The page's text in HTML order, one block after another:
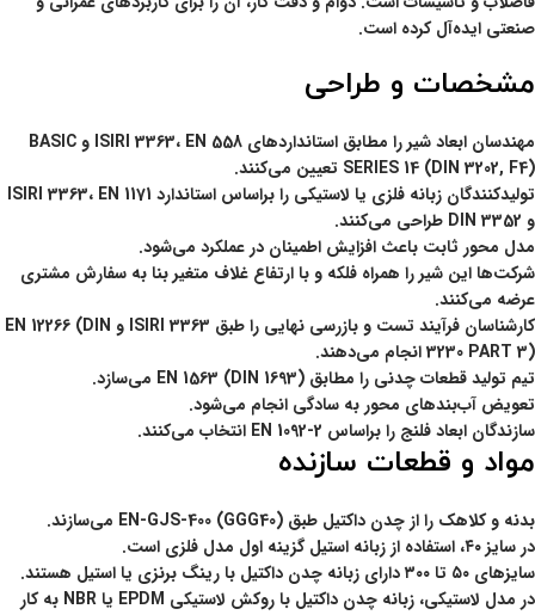
صنعتی ایده‌آل کرده است.
مشخصات و طراحی
مهندسان ابعاد شیر را مطابق استانداردهای ISIRI 3363، EN 558 و BASIC
SERIES 14 (DIN 3202, F4) تعیین می‌کنند.
تولیدکنندگان زبانه فلزی یا لاستیکی را براساس استاندارد ISIRI 3363، EN 1171
و DIN 3352 طراحی می‌کنند.
مدل محور ثابت باعث افزایش اطمینان در عملکرد می‌شود.
شرکت‌ها این شیر را همراه فلکه و با ارتفاع غلاف متغیر بنا به سفارش مشتری
عرضه می‌کنند.
کارشناسان فرآیند تست و بازرسی نهایی را طبق ISIRI 3363 و EN 12266 (DIN
3230 PART 3) انجام می‌دهند.
تیم تولید قطعات چدنی را مطابق EN 1563 (DIN 1693) می‌سازد.
تعویض آب‌بندهای محور به سادگی انجام می‌شود.
سازندگان ابعاد فلنج را براساس EN 1092-2 انتخاب می‌کنند.
مواد و قطعات سازنده
بدنه و کلاهک را از چدن داکتیل طبق EN-GJS-400 (GGG40) می‌سازند.
در سایز ۴۰، استفاده از زبانه استیل گزینه اول مدل فلزی است.
سایزهای ۵۰ تا ۳۰۰ دارای زبانه چدن داکتیل با رینگ برنزی یا استیل هستند.
در مدل لاستیکی، زبانه چدن داکتیل با روکش لاستیکی EPDM یا NBR به کار